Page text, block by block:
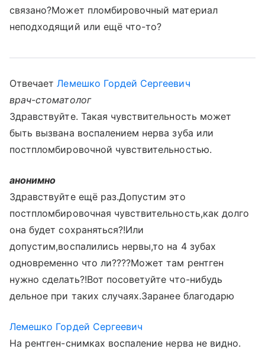
связано?Может пломбировочный материал
неподходящий или ещё что-то?
ОтвечаетЛемешко Гордей Сергеевич
врач-стоматолог
Здравствуйте. Такая чувствительность может
быть вызвана воспалением нерва зуба или
постпломбировочной чувствительностью.
анонимно
Здравствуйте ещё раз.Допустим это
постпломбировочная чувствительность,как долго
она будет сохраняться?!Или
допустим,воспалились нервы,то на 4 зубах
одновременно что ли????Может там рентген
нужно сделать?!Вот посоветуйте что-нибудь
дельное при таких случаях.Заранее благодарю
Лемешко Гордей Сергеевич
На рентген-снимках воспаление нерва не видно.